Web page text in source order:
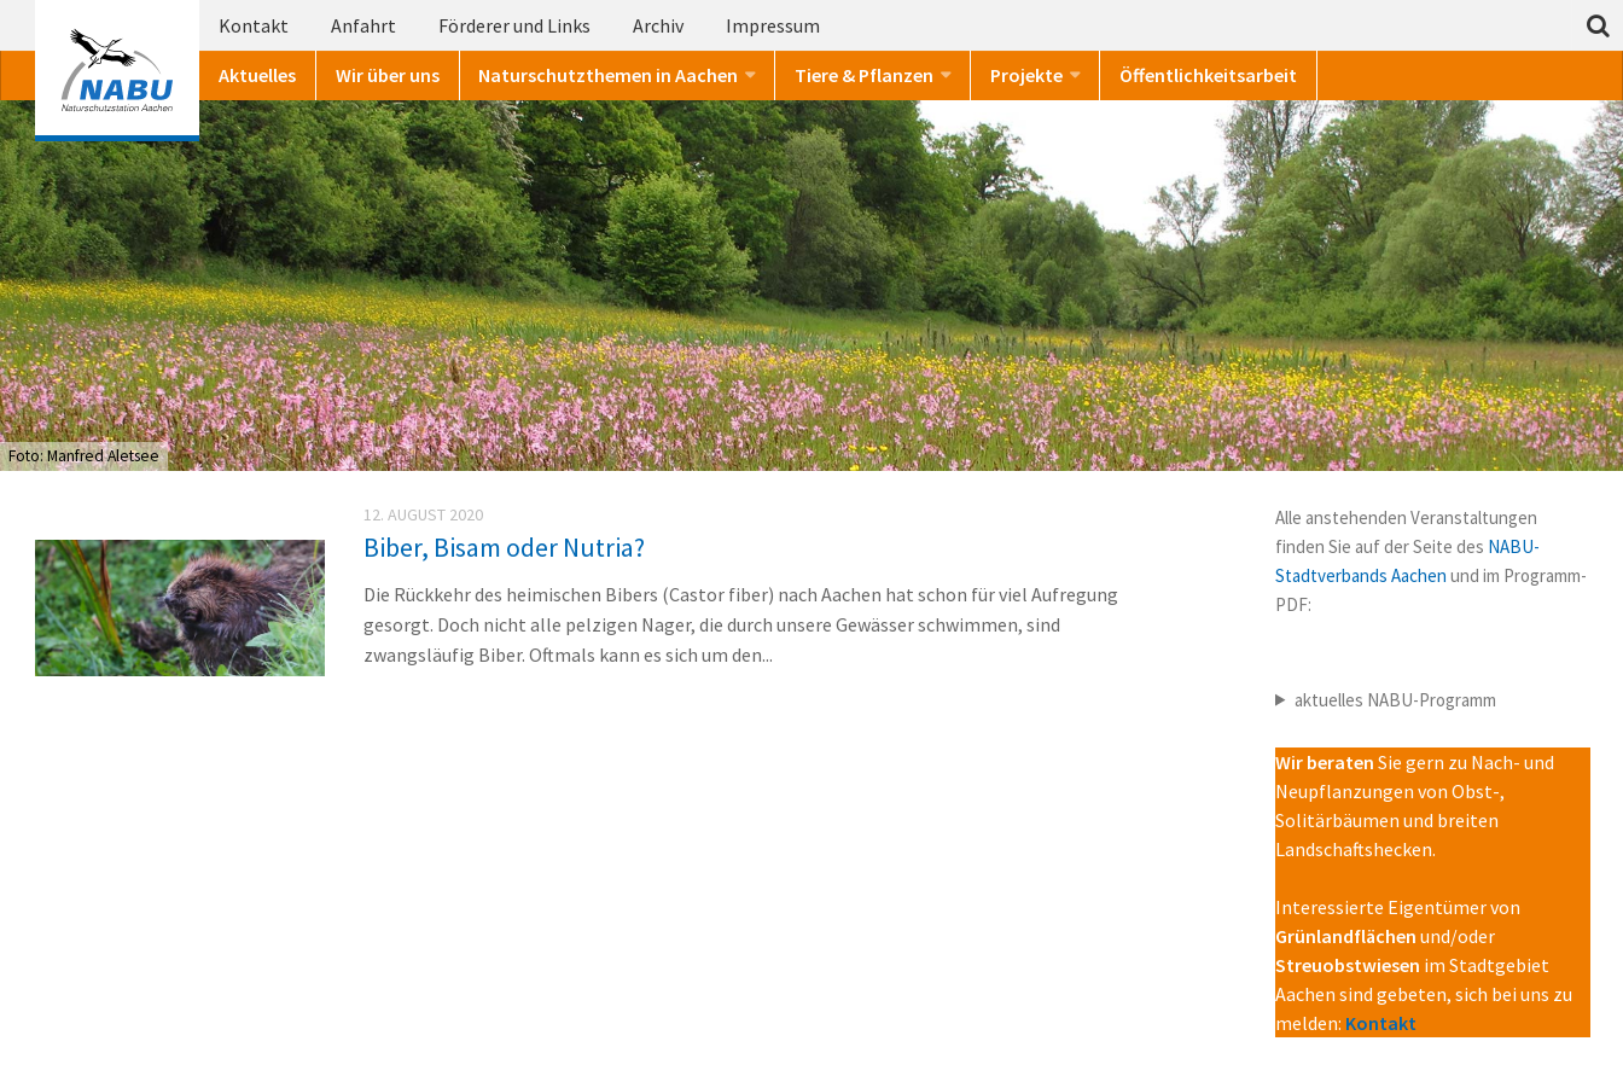
Kontakt Anfahrt Förderer und Links Archiv Impressum
Aktuelles Wir über uns Naturschutzthemen in Aachen Tiere & Pflanzen Projekte Öffentlichkeitsarbeit
Foto: Manfred Aletsee
12. AUGUST 2020
Biber, Bisam oder Nutria?
Die Rückkehr des heimischen Bibers (Castor fiber) nach Aachen hat schon für viel Aufregung
gesorgt. Doch nicht alle pelzigen Nager, die durch unsere Gewässer schwimmen, sind
zwangsläufig Biber. Oftmals kann es sich um den...
Alle anstehenden Veranstaltungen
finden Sie auf der Seite des NABU-
Stadtverbands Aachen und im Programm-
PDF:
aktuelles NABU-Programm
Wir beraten Sie gern zu Nach- und
Neupflanzungen von Obst-,
Solitärbäumen und breiten
Landschaftshecken.
Interessierte Eigentümer von
Grünlandflächen und/oder
Streuobstwiesen im Stadtgebiet
Aachen sind gebeten, sich bei uns zu
melden: Kontakt